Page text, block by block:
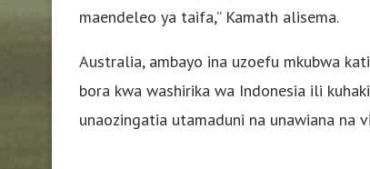
maendeleo ya taifa,” Kamath alisema.
Australia, ambayo ina uzoefu mkubwa
bora kwa washirika wa Indonesia ili
unaozingatia utamaduni na unawiana na